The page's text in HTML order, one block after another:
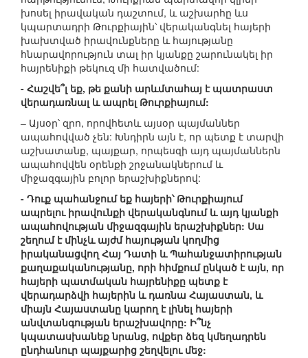
խոսել իրավական դաշտում, և աշխարհը ևս
կպարտադրի Թուրքիային՝ վերականգնել հայերի
խախտված իրավունքները և հայությանը
հնարավորություն տալ իր կյանքը շարունակել իր
հայրենիքի թեկուզ մի հատվածում:
- Հաշվե՞լ եք, թե քանի արևմտահայ է պատրաստ
վերադառնալ և ապրել Թուրքիայում:
– Այսօր՝ զրո, որովհետև այսօր պայմաններ
ապահովված չեն: Խնդիրն այն է, որ պետք է տարվի
աշխատանք, պայքար, որպեսզի այդ պայմաններն
ապահովվեն օրենքի շրջանակներում և
միջազգային բոլոր երաշխիքներով:
- Դուք պահանջում եք հայերի՝ Թուրքիայում
ապրելու իրավունքի վերականգնում և այդ կյանքի
ապահովության միջազգային երաշխիքներ: Սա
շեղում է մինչև այժմ հայության կողմից
իրականացվող Հայ Դատի և Պահանջատիրության
քաղաքականությանը, որի հիմքում ընկած է այն, որ
հայերի պատմական հայրենիքը պետք է
վերադարձվի հայերին և դառնա Հայաստան, և
միայն Հայաստանը կարող է լինել հայերի
անվտանգության երաշխավորը: Ի՞նչ
կպատասխանեք նրանց, ովքեր ձեզ կմեղադրեն
ընդհանուր պայքարից շեղվելու մեջ: